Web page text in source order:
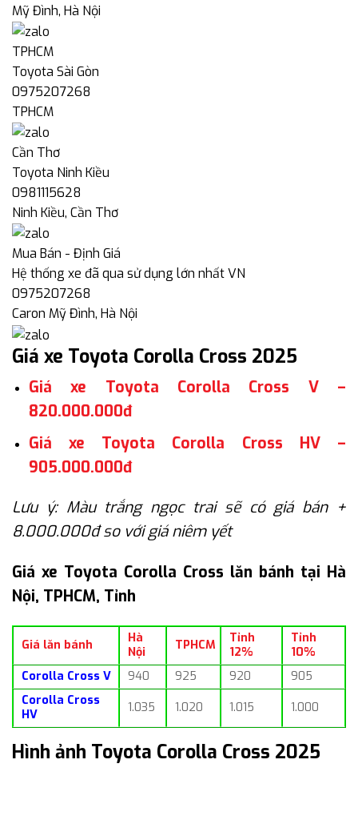
Mỹ Đình, Hà Nội
TPHCM
Toyota Sài Gòn
0975207268
TPHCM
Cần Thơ
Toyota Ninh Kiều
0981115628
Ninh Kiều, Cần Thơ
Mua Bán - Định Giá
Hệ thống xe đã qua sử dụng lớn nhất VN
0975207268
Caron Mỹ Đình, Hà Nội
Giá xe Toyota Corolla Cross 2025
Giá xe Toyota Corolla Cross V –
820.000.000đ
Giá xe Toyota Corolla Cross HV –
905.000.000đ
Lưu ý: Màu trắng ngọc trai sẽ có giá bán +
8.000.000đ so với giá niêm yết
Giá xe Toyota Corolla Cross lăn bánh tại Hà
Nội, TPHCM, Tỉnh
Giá lăn bánh
Hà
Nội
TPHCM
Tỉnh
12%
Tỉnh
10%
Corolla Cross V
940 925 920
905
Corolla Cross
HV
1.035 1.020 1.015 1.000
Hình ảnh Toyota Corolla Cross 2025